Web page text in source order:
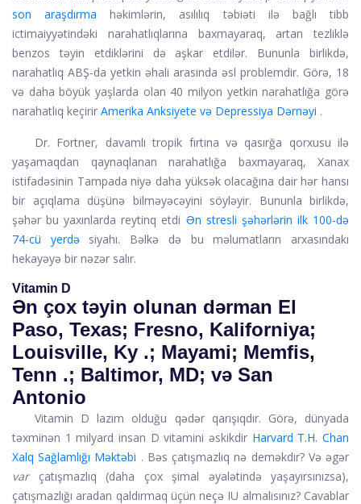
son araşdırma
həkimlərin, asılılıq təbiəti ilə bağlı tibb
ictimaiyyətindəki narahatlıqlarına baxmayaraq, artan tezliklə
benzos təyin etdiklərini də aşkar etdilər. Bununla birlikdə,
narahatlıq ABŞ-da yetkin əhali arasında əsl problemdir. Görə, 18
və daha böyük yaşlarda olan 40 milyon yetkin narahatlığa görə
narahatlıq keçirir Amerika Anksiyete və Depressiya Dərnəyi .
Dr. Fortner, davamlı tropik fırtına və qasırğa qorxusu ilə
yaşamaqdan qaynaqlanan narahatlığa baxmayaraq, Xanax
istifadəsinin Tampada niyə daha yüksək olacağına dair hər hansı
bir açıqlama düşünə bilməyəcəyini söyləyir. Bununla birlikdə,
şəhər bu yaxınlarda reytinq etdi Ən stresli şəhərlərin ilk 100-də
74-cü yerdə
siyahı. Bəlkə də bu məlumatların arxasındakı
hekayəyə bir nəzər salır.
Vitamin D
Ən çox təyin olunan dərman El
Paso, Texas; Fresno, Kaliforniya;
Louisville, Ky .; Mayami; Memfis,
Tenn .; Baltimor, MD; və San
Antonio
Vitamin D lazım olduğu qədər qarışıqdır. Görə, dünyada
təxminən 1 milyard insan D vitamini əskikdir Harvard T.H. Chan
Xalq Sağlamlığı Məktəbi . Bəs çatışmazlıq nə deməkdir? Və əgər
var
çatışmazlıq (daha çox şimal əyalətində yaşayırsınızsa),
çatışmazlığı aradan qaldırmaq üçün neçə IU almalısınız? Cavablar